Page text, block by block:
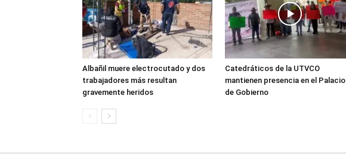
Albañil muere electrocutado y dos
trabajadores más resultan
gravemente heridos
Catedráticos de la UTVCO
mantienen presencia en el Palacio
de Gobierno